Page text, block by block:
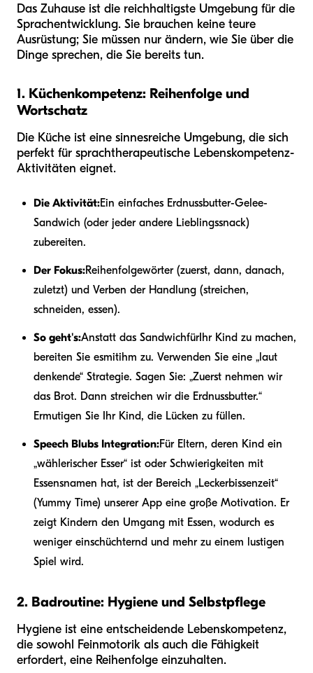
Das Zuhause ist die reichhaltigste Umgebung für die
Sprachentwicklung. Sie brauchen keine teure
Ausrüstung; Sie müssen nur ändern, wie Sie über die
Dinge sprechen, die Sie bereits tun.
1. Küchenkompetenz: Reihenfolge und
Wortschatz
Die Küche ist eine sinnesreiche Umgebung, die sich
perfekt für sprachtherapeutische Lebenskompetenz-
Aktivitäten eignet.
Die Aktivität:Ein einfaches Erdnussbutter-Gelee-
Sandwich (oder jeder andere Lieblingssnack)
zubereiten.
Der Fokus:Reihenfolgewörter (zuerst, dann, danach,
zuletzt) und Verben der Handlung (streichen,
schneiden, essen).
So geht's:Anstatt das SandwichfürIhr Kind zu machen,
bereiten Sie esmitihm zu. Verwenden Sie eine „laut
denkende“ Strategie. Sagen Sie: „Zuerst nehmen wir
das Brot. Dann streichen wir die Erdnussbutter.“
Ermutigen Sie Ihr Kind, die Lücken zu füllen.
Speech Blubs Integration:Für Eltern, deren Kind ein
„wählerischer Esser“ ist oder Schwierigkeiten mit
Essensnamen hat, ist der Bereich „Leckerbissenzeit“
(Yummy Time) unserer App eine große Motivation. Er
zeigt Kindern den Umgang mit Essen, wodurch es
weniger einschüchternd und mehr zu einem lustigen
Spiel wird.
2. Badroutine: Hygiene und Selbstpflege
Hygiene ist eine entscheidende Lebenskompetenz,
die sowohl Feinmotorik als auch die Fähigkeit
erfordert, eine Reihenfolge einzuhalten.